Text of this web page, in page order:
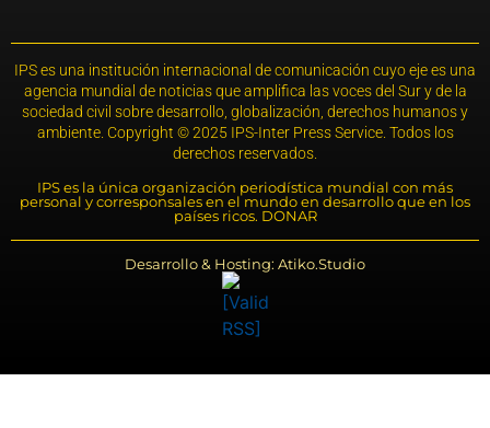
IPS es una institución internacional de comunicación cuyo eje es una
agencia mundial de noticias que amplifica las voces del Sur y de la
sociedad civil sobre desarrollo, globalización, derechos humanos y
ambiente. Copyright © 2025 IPS-Inter Press Service. Todos los
derechos reservados.
IPS es la única organización periodística mundial con más
personal y corresponsales en el mundo en desarrollo que en los
países ricos. DONAR
Desarrollo & Hosting: Atiko.Studio